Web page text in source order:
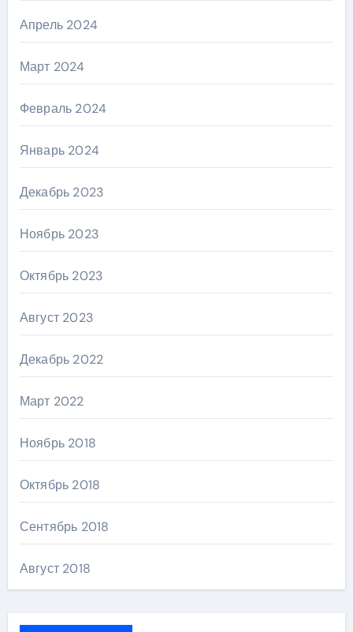
Апрель 2024
Март 2024
Февраль 2024
Январь 2024
Декабрь 2023
Ноябрь 2023
Октябрь 2023
Август 2023
Декабрь 2022
Март 2022
Ноябрь 2018
Октябрь 2018
Сентябрь 2018
Август 2018